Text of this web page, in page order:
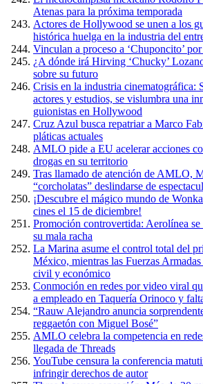
Atenas para la próxima temporada
Actores de Hollywood se unen a los
histórica huelga en la industria del
Vinculan a proceso a ‘Chuponcito’
¿A dónde irá Hirving ‘Chucky’
sobre su futuro
Crisis en la industria cinematográfica:
actores y estudios, se vislumbra una
guionistas en Hollywood
Cruz Azul busca repatriar a Marco
pláticas actuales
AMLO pide a EU acelerar acciones
drogas en su territorio
Tras llamado de atención de AMLO,
“corcholatas” deslindarse de
¡Descubre el mágico mundo de
cines el 15 de diciembre!
Promoción controvertida: Aerolínea
su mala racha
La Marina asume el control total del
México, mientras las Fuerzas
civil y económico
Conmoción en redes por video viral
a empleado en Taquería Orinoco y
“Rauw Alejandro anuncia
reggaetón con Miguel Bosé”
AMLO celebra la competencia en
llegada de Threads
YouTube censura la conferencia
infringir derechos de autor